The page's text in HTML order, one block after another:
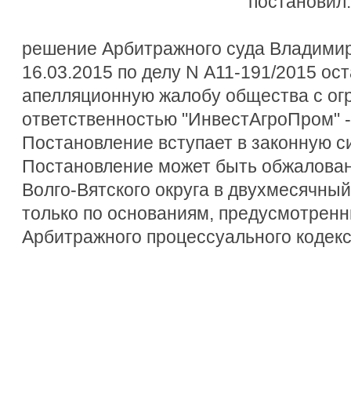
решение Арбитражного суда
16.03.2015 по делу N А11-191/2015
апелляционную жалобу общества с
ответственностью "ИнвестАгроПром"
Постановление вступает в законную
Постановление может быть
Волго-Вятского округа в
только по основаниям,
Арбитражного процессуального